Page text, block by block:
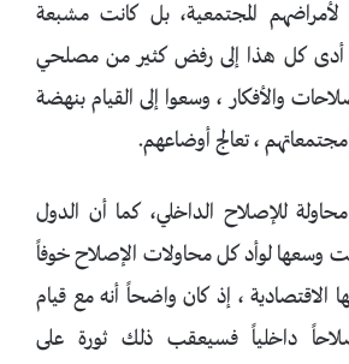
المجتمعية، بل كانت مشبعة
. أدى كل هذا إلى رفض كثير من مصلحي
والأفكار ، وسعوا إلى القيام بنهضة
، تعالج أوضاعهم.
للإصلاح الداخلي، كما أن الدول
وسعها لوأد كل محاولات الإصلاح خوفاً
الاقتصادية ، إذ كان واضحاً أنه مع قيام
داخلياً فسيعقب ذلك ثورة على